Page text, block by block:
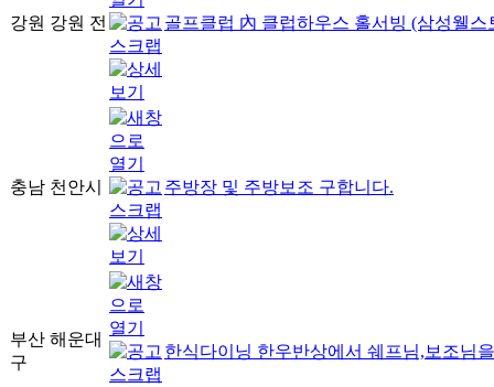
강원 강원 전 골프클럽 內 클럽하우스 홀서빙 (삼성웰
충남 천안시 주방장 및 주방보조 구합니다.
부산 해운대
구
한식다이닝 한우반상에서 쉐프님,보조님